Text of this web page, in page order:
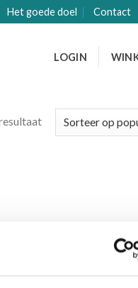
Het goede doel Contact
LOGIN